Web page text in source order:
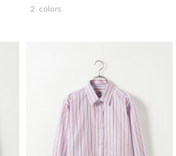
2 colors